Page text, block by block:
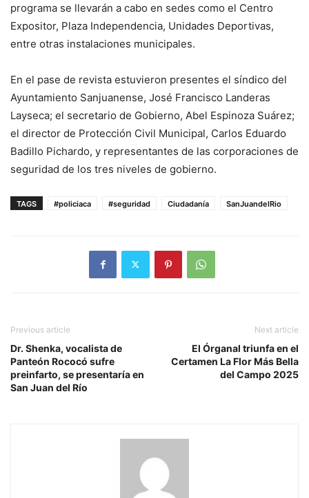
programa se llevarán a cabo en sedes como el Centro
Expositor, Plaza Independencia, Unidades Deportivas,
entre otras instalaciones municipales.
En el pase de revista estuvieron presentes el síndico del
Ayuntamiento Sanjuanense, José Francisco Landeras
Layseca; el secretario de Gobierno, Abel Espinoza Suárez;
el director de Protección Civil Municipal, Carlos Eduardo
Badillo Pichardo, y representantes de las corporaciones de
seguridad de los tres niveles de gobierno.
TAGS #policiaca #seguridad Ciudadanía SanJuandelRio
Previous article
Dr. Shenka, vocalista de
Panteón Rococó sufre
preinfarto, se presentaría en
San Juan del Río
Next article
El Órganal triunfa en el
Certamen La Flor Más Bella
del Campo 2025